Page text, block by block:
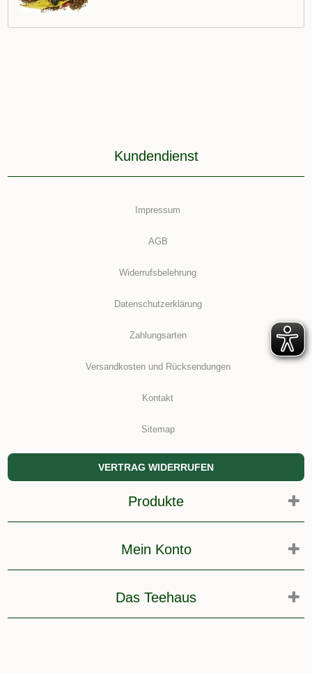
Kundendienst
Impressum
AGB
Widerrufsbelehrung
Datenschutzerklärung
Zahlungsarten
Versandkosten und Rücksendungen
Kontakt
Sitemap
VERTRAG WIDERRUFEN
Produkte
Mein Konto
Das Teehaus